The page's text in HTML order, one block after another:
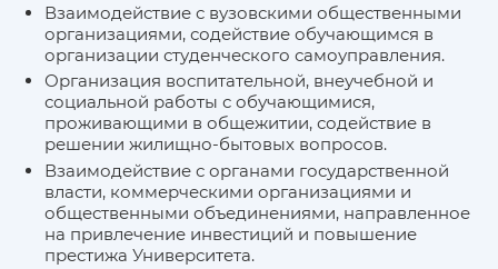
Взаимодействие с вузовскими общественными
организациями, содействие обучающимся в
организации студенческого самоуправления.
Организация воспитательной, внеучебной и
социальной работы с обучающимися,
проживающими в общежитии, содействие в
решении жилищно-бытовых вопросов.
Взаимодействие с органами государственной
власти, коммерческими организациями и
общественными объединениями, направленное
на привлечение инвестиций и повышение
престижа Университета.